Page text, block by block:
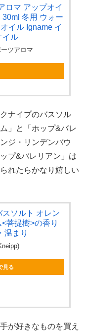
ロマ アップオイ
冬用 ウォー
イル Igname イ
イル
ツアロマ
ナイプのバスソル
」と「ホップ&バレ
ジ・リンデンバウ
プ&バレリアン」は
れたらかなり嬉しい
スソルト オレン
菩提樹>の香り
温まり
見る
が好きなものを買え